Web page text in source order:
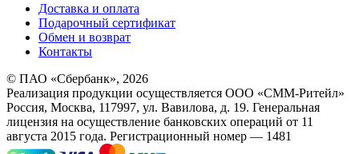
Доставка и оплата
Подарочный сертификат
Обмен и возврат
Контакты
© ПАО «Сбербанк», 2026
Реализация продукции осуществляется ООО «СММ-Ритейл»
Россия, Москва, 117997, ул. Вавилова, д. 19. Генеральная
лицензия на осуществление банковских операций от 11
августа 2015 года. Регистрационный номер — 1481